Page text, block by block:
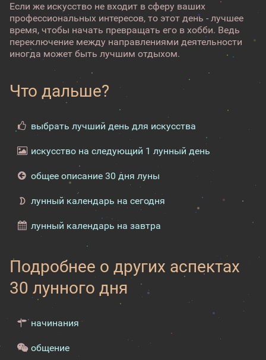
Если же искусство не входит в сферу ваших
профессиональных интересов, то этот день - лучшее
время, чтобы начать превращать его в хобби. Ведь
переключение между направлениями деятельности
иногда может быть лучшим отдыхом.
Что дальше?
выбрать лучший день для искусства
искусство на следующий 1 лунный день
общее описание 30 дня луны
лунный календарь на сегодня
лунный календарь на завтра
Подробнее о других аспектах
30 лунного дня
начинания
общение